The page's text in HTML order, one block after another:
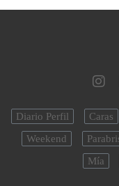
Diario Perfil Caras
Weekend
Mía